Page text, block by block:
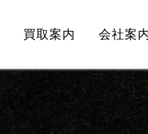
買取案内 会社案